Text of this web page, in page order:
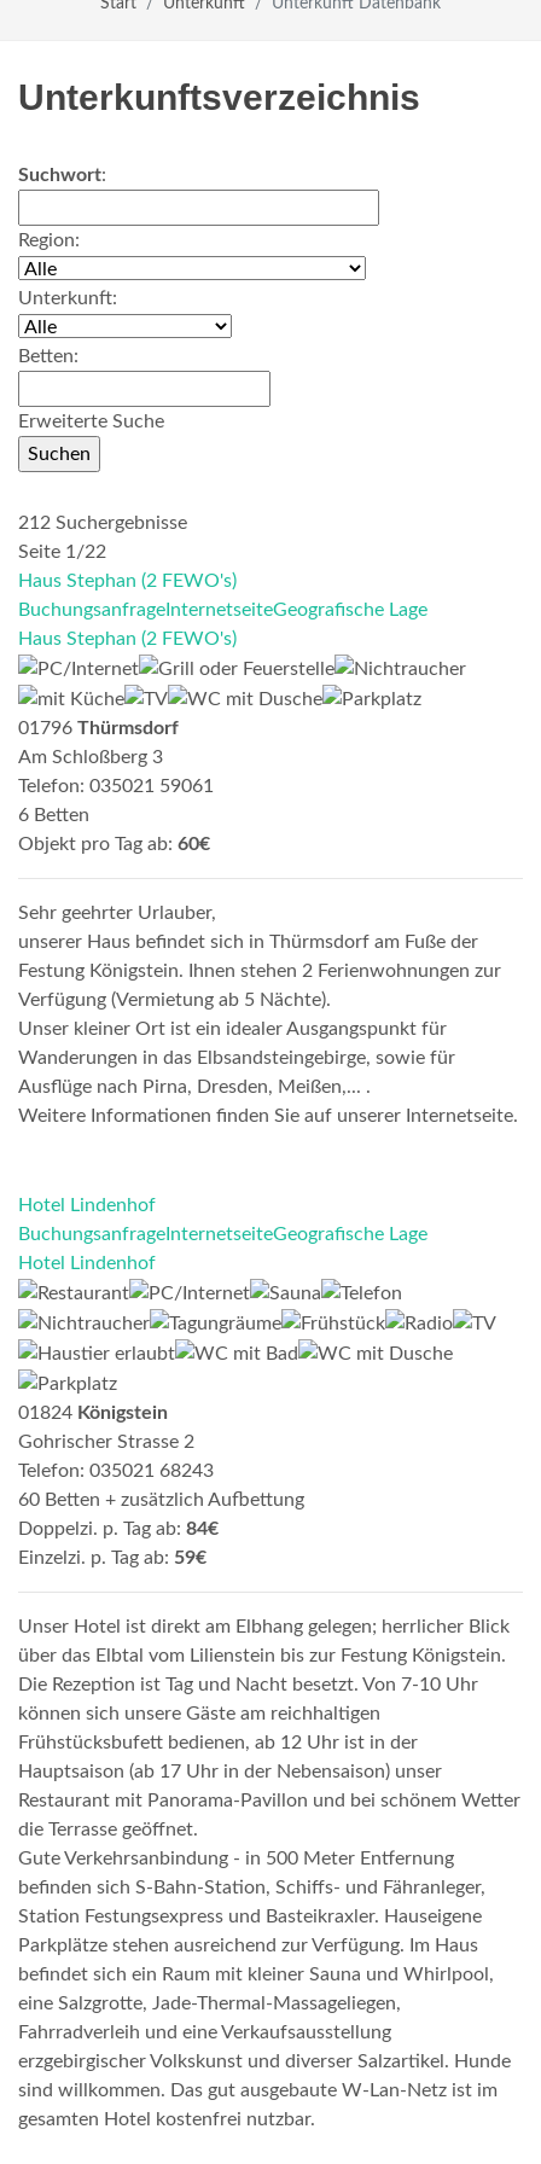
Unterkunftsverzeichnis
Suchwort:
Region:
Unterkunft:
Betten:
Erweiterte Suche
212 Suchergebnisse
Seite 1/22
Haus Stephan (2 FEWO's)
Buchungsanfrage InternetseiteGeografische Lage
Haus Stephan (2 FEWO's)
01796 Thürmsdorf
Am Schloßberg 3
Telefon: 035021 59061
6 Betten
Objekt pro Tag ab: 60€
Sehr geehrter Urlauber,
unserer Haus befindet sich in Thürmsdorf am Fuße der
Festung Königstein. Ihnen stehen 2 Ferienwohnungen zur
Verfügung (Vermietung ab 5 Nächte).
Unser kleiner Ort ist ein idealer Ausgangspunkt für
Wanderungen in das Elbsandsteingebirge, sowie für
Ausflüge nach Pirna, Dresden, Meißen,... .
Weitere Informationen finden Sie auf unserer Internetseite.
Hotel Lindenhof
Buchungsanfrage InternetseiteGeografische Lage
Hotel Lindenhof
01824 Königstein
Gohrischer Strasse 2
Telefon: 035021 68243
60 Betten + zusätzlich Aufbettung
Doppelzi. p. Tag ab: 84€
Einzelzi. p. Tag ab: 59€
Unser Hotel ist direkt am Elbhang gelegen; herrlicher Blick
über das Elbtal vom Lilienstein bis zur Festung Königstein.
Die Rezeption ist Tag und Nacht besetzt. Von 7-10 Uhr
können sich unsere Gäste am reichhaltigen
Frühstücksbufett bedienen, ab 12 Uhr ist in der
Hauptsaison (ab 17 Uhr in der Nebensaison) unser
Restaurant mit Panorama-Pavillon und bei schönem Wetter
die Terrasse geöffnet.
Gute Verkehrsanbindung - in 500 Meter Entfernung
befinden sich S-Bahn-Station, Schiffs- und Fähranleger,
Station Festungsexpress und Basteikraxler. Hauseigene
Parkplätze stehen ausreichend zur Verfügung. Im Haus
befindet sich ein Raum mit kleiner Sauna und Whirlpool,
eine Salzgrotte, Jade-Thermal-Massageliegen,
Fahrradverleih und eine Verkaufsausstellung
erzgebirgischer Volkskunst und diverser Salzartikel. Hunde
sind willkommen. Das gut ausgebaute W-Lan-Netz ist im
gesamten Hotel kostenfrei nutzbar.